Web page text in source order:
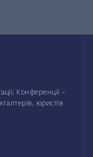
Конференції –
юристів